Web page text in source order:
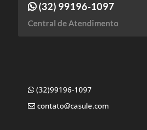
(32) 99196-1097
Central de Atendimento
(32)99196-1097
contato@casule.com